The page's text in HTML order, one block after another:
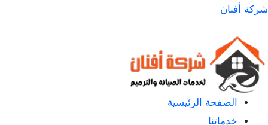
التجاوز
المحتوى
شركة أفنان
الصفحة الرئيسية
خدماتنا